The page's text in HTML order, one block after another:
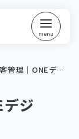
ジ®DOCUMENTで電子契約
ジ